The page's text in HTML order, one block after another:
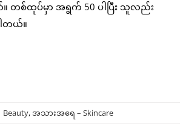
။ တစ်ထုပ်မှာ အရွက် 50 ပါပြီး သူလည်း
ါတယ်။
Beauty,အသားအရေ – Skincare